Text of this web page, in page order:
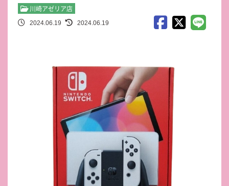
川崎アゼリア店
2024.06.19 2024.06.19